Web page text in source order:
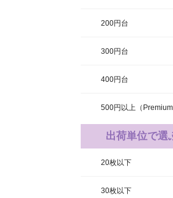
200円台
300円台
400円台
500円以上（Premium
出荷単位で選
20枚以下
30枚以下